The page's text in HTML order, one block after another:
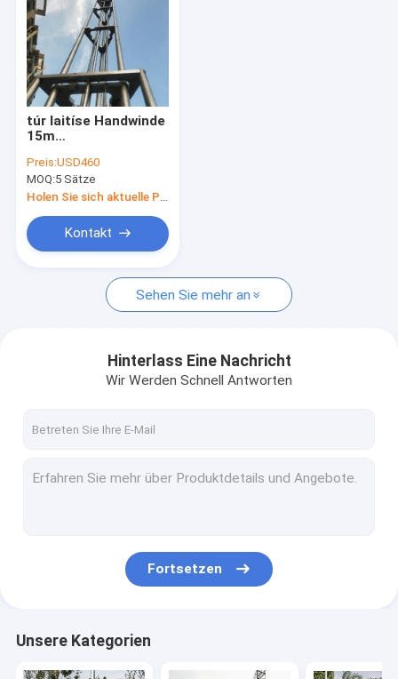
túr laitíse Handwinde
15m
Gitterturm
Aluminiumturm
Leichtgewicht
Abschnitte
Preis:USD460
MOQ:5 Sätze
Kontakt
Sehen Sie mehr an
Hinterlass Eine Nachricht
Wir Werden Schnell Antworten
Fortsetzen
Unsere Kategorien